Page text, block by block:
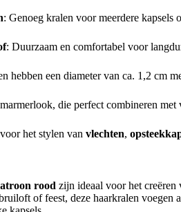
: Genoeg kralen voor meerdere kapsels
: Duurzaam en comfortabel voor
hebben een diameter van ca. 1,2 cm
die perfect combineren met
het stylen van vlechten,
rood zijn ideaal voor het
of feest, deze haarkralen